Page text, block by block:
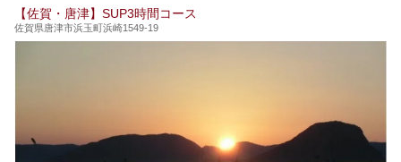
【佐賀・唐津】SUP3時間コース
佐賀県唐津市浜玉町浜崎1549-19